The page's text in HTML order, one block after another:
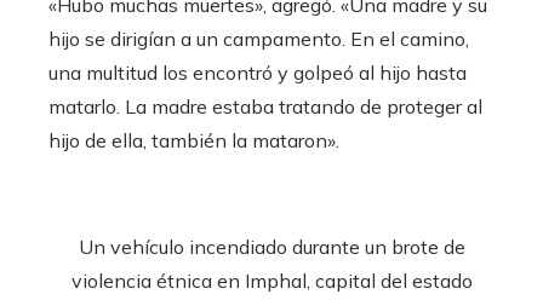
hijo se dirigían a un campamento. En el camino,
una multitud los encontró y golpeó al hijo hasta
matarlo. La madre estaba tratando de proteger al
hijo de ella, también la mataron».
Un vehículo incendiado durante un brote de
violencia étnica en Imphal, capital del estado